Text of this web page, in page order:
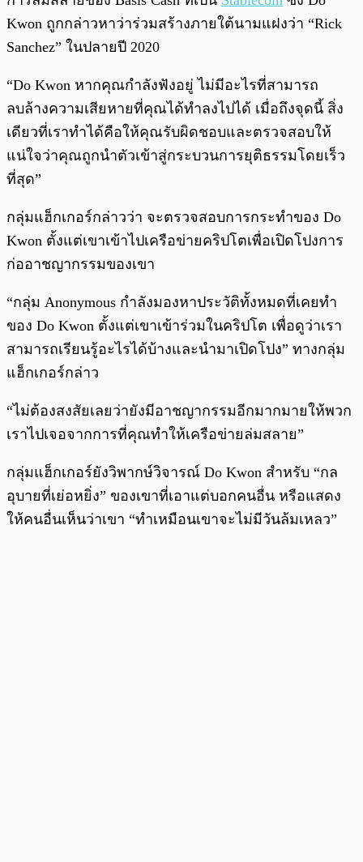
Kwon ถูกกล่าวหาว่าร่วมสร้างภายใต้นามแฝงว่า “Rick
Sanchez” ในปลายปี 2020
“Do Kwon หากคุณกำลังฟังอยู่ ไม่มีอะไรที่สามารถ
ลบล้างความเสียหายที่คุณได้ทำลงไปได้ เมื่อถึงจุดนี้ สิ่ง
เดียวที่เราทำได้คือให้คุณรับผิดชอบและตรวจสอบให้
แน่ใจว่าคุณถูกนำตัวเข้าสู่กระบวนการยุติธรรมโดยเร็ว
ที่สุด”
กลุ่มแฮ็กเกอร์กล่าวว่า จะตรวจสอบการกระทำของ Do
Kwon ตั้งแต่เขาเข้าไปเครือข่ายคริปโตเพื่อเปิดโปงการ
ก่ออาชญากรรมของเขา
“กลุ่ม Anonymous กำลังมองหาประวัติทั้งหมดที่เคยทำ
ของ Do Kwon ตั้งแต่เขาเข้าร่วมในคริปโต เพื่อดูว่าเรา
สามารถเรียนรู้อะไรได้บ้างและนำมาเปิดโปง” ทางกลุ่ม
แฮ็กเกอร์กล่าว
“ไม่ต้องสงสัยเลยว่ายังมีอาชญากรรมอีกมากมายให้พวก
เราไปเจอจากการที่คุณทำให้เครือข่ายล่มสลาย”
กลุ่มแฮ็กเกอร์ยังวิพากษ์วิจารณ์ Do Kwon สำหรับ “กล
อุบายที่เย่อหยิ่ง” ของเขาที่เอาแต่บอกคนอื่น หรือแสดง
ให้คนอื่นเห็นว่าเขา “ทำเหมือนเขาจะไม่มีวันล้มเหลว”